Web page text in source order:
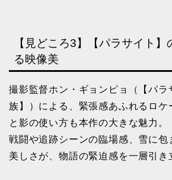
【見どころ3】【パラサイト】
る映像美
撮影監督ホン・ギョンピョ（【パラ
族】）による、緊張感あふれるロケ
と影の使い方も本作の大きな魅力。
戦闘や追跡シーンの臨場感、雪に包
美しさが、物語の緊迫感を一層引き